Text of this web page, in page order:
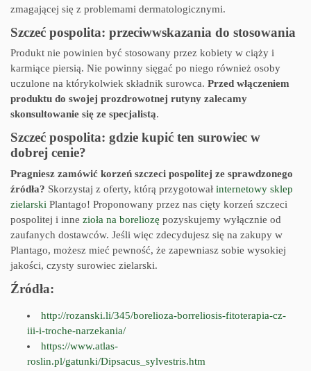
zmagającej się z problemami dermatologicznymi.
Szczeć pospolita: przeciwwskazania do stosowania
Produkt nie powinien być stosowany przez kobiety w ciąży i
karmiące piersią. Nie powinny sięgać po niego również osoby
uczulone na którykolwiek składnik surowca. Przed włączeniem
produktu do swojej prozdrowotnej rutyny zalecamy
skonsultowanie się ze specjalistą.
Szczeć pospolita: gdzie kupić ten surowiec w
dobrej cenie?
Pragniesz zamówić korzeń szczeci pospolitej ze sprawdzonego
źródła? Skorzystaj z oferty, którą przygotował internetowy sklep
zielarski Plantago! Proponowany przez nas cięty korzeń szczeci
pospolitej i inne zioła na boreliozę pozyskujemy wyłącznie od
zaufanych dostawców. Jeśli więc zdecydujesz się na zakupy w
Plantago, możesz mieć pewność, że zapewniasz sobie wysokiej
jakości, czysty surowiec zielarski.
Źródła:
http://rozanski.li/345/borelioza-borreliosis-fitoterapia-cz-
iii-i-troche-narzekania/
https://www.atlas-
roslin.pl/gatunki/Dipsacus_sylvestris.htm